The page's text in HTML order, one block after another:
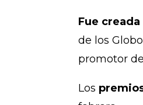
Fue creada
de los
promotor
Los